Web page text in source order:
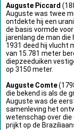
Auguste Piccard
Auguste was twee
ontdekte hij een
de basis vormde
jarenlang de man
1931 deed hij vlucht
van 15.781 meter
diepzeeduiken
op 3150 meter.
Auguste Comte
die bekend is als de
Auguste was de
samenleving het
wetenschap over die
prijkt op de